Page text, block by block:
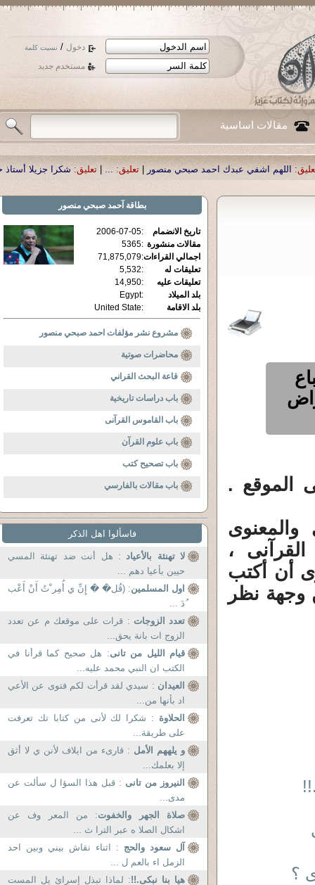
دخول / نسيت كلمة
مستخدم جديد
مقالات اساسية
احمد صبحي منصور |تعليق: ...
| تعليق: شكرا جزيلا أستاذ حمد الحمد
الموقع .
،
أن أكتب
وجهة نظر
؟
بطاقة آحمد صبحي منصور
تاريخ الانضمام :
2006-07-05
مقالات منشورة :
5365
اجمالي القراءات:
71,875,079
تعليقات له
:
5,532
تعليقات عليه
:
14,950
بلد الميلاد
:
Egypt
بلد الاقامة
:
United State
مشروع نشر مؤلفات احمد صبحي منصور
محاضرات صوتية
قاعة البحث القراني
باب دراسات تاريخية
باب القاموس القرآنى
باب علوم القرآن
باب تصحيح كتب
باب مقالات بالفارسي
فاسألوا اهل الذكر
لا تهنئة بالأعياد : هل أنت ضد تهنئة المسي
حيين بأعيا دهم ...
اول المسلمين: (قُل� � إِنِّ ي أُمِر ْتُ أَنْ أَعْب
ُدَ ...
تعدد الزوجات : قرات على موقعك م عن تعدد
الزوج ات بانة يحق...
قيام الليل من تانى: هل صحيح كما قرأنا في
الكتب ان النبي محمد عليه...
العيدان : سيدي لقد قرأت لكم فتوى عن الأعي
اد بأنها من...
الحلاوة : شكرا لك لأنى من كتابا تك تعرفت
على طريقة...
و يلههم الأمل : قارىء من ايلاف لأنن ي لا أثق
إلا بعلمك...
النيروز من تانى : قبل هذا السؤا ل سألت عن
مدى...
صلاة الجهر والخفوت: من المعر وف عن
اشكال الصلا ه عبر الترا ث ...
آل سعود والحج : اثناء نقاش بيني وبين احد
الزمل اء بالعم ل ...
هيا بنا نبكى.!!: لماذا تبذل إسرائ يل المست